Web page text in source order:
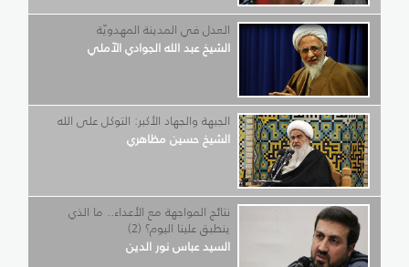
العدل في المدينة المهدويّة
الشيخ عبد الله الجوادي الآملي
الجبهة والجهاد الأكبر: التوكل على الله
الشيخ حسين مظاهري
نتائج المواجهة مع الأعداء.. ما الذي
ينطبق علينا اليوم؟ (2)
السيد عباس نور الدين